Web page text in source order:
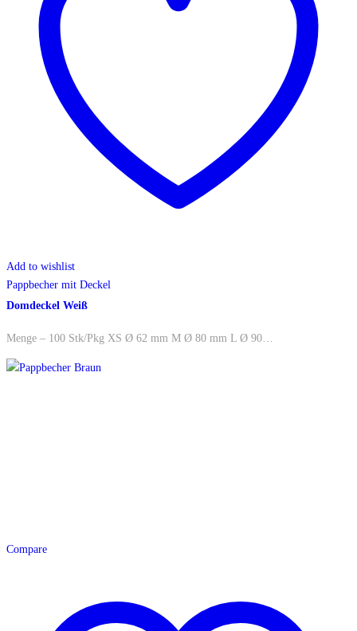
Add to wishlist
Pappbecher mit Deckel
Domdeckel Weiß
Menge – 100 Stk/Pkg XS Ø 62 mm M Ø 80 mm L Ø 90…
Compare